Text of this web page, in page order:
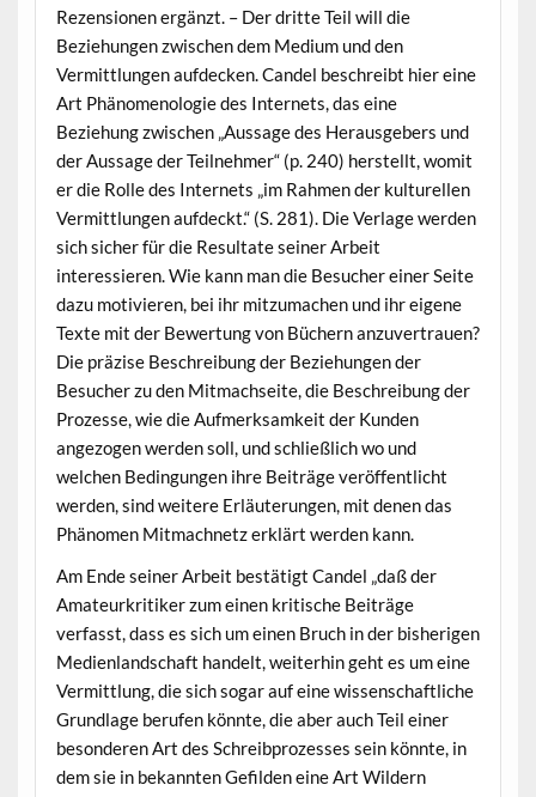
Rezensionen ergänzt. – Der dritte Teil will die
Beziehungen zwischen dem Medium und den
Vermittlungen aufdecken. Candel beschreibt hier eine
Art Phänomenologie des Internets, das eine
Beziehung zwischen „Aussage des Herausgebers und
der Aussage der Teilnehmer“ (p. 240) herstellt, womit
er die Rolle des Internets „im Rahmen der kulturellen
Vermittlungen aufdeckt.“ (S. 281). Die Verlage werden
sich sicher für die Resultate seiner Arbeit
interessieren. Wie kann man die Besucher einer Seite
dazu motivieren, bei ihr mitzumachen und ihr eigene
Texte mit der Bewertung von Büchern anzuvertrauen?
Die präzise Beschreibung der Beziehungen der
Besucher zu den Mitmachseite, die Beschreibung der
Prozesse, wie die Aufmerksamkeit der Kunden
angezogen werden soll, und schließlich wo und
welchen Bedingungen ihre Beiträge veröffentlicht
werden, sind weitere Erläuterungen, mit denen das
Phänomen Mitmachnetz erklärt werden kann.
Am Ende seiner Arbeit bestätigt Candel „daß der
Amateurkritiker zum einen kritische Beiträge
verfasst, dass es sich um einen Bruch in der bisherigen
Medienlandschaft handelt, weiterhin geht es um eine
Vermittlung, die sich sogar auf eine wissenschaftliche
Grundlage berufen könnte, die aber auch Teil einer
besonderen Art des Schreibprozesses sein könnte, in
dem sie in bekannten Gefilden eine Art Wildern